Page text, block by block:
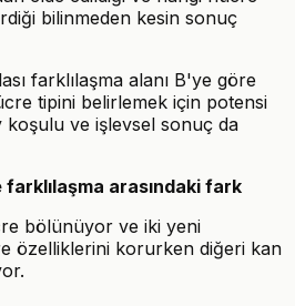
bilinmeden kesin sonuç
farklılaşma alanı B'ye göre
tipini belirlemek için potensi
koşulu ve işlevsel sonuç da
arasındaki fark
bölünüyor ve iki yeni
özelliklerini korurken diğeri kan